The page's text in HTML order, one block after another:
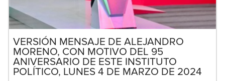
VERSIÓN MENSAJE DE ALEJANDRO
MORENO, CON MOTIVO DEL 95
ANIVERSARIO DE ESTE INSTITUTO
POLÍTICO, LUNES 4 DE MARZO DE 2024